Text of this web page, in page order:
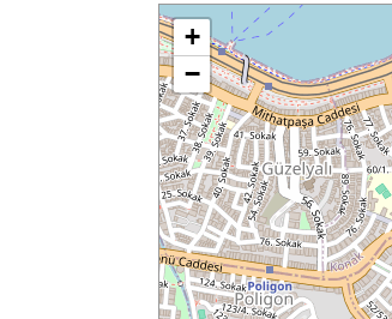
+
−